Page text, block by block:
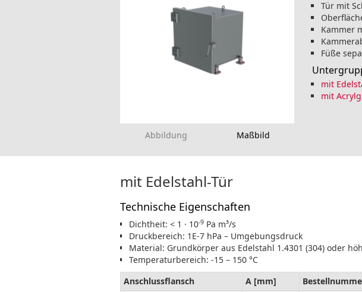
Abbildung Maßbild
Tür mit
Kammer
Füße
mit
mit
mit Edelstahl-Tür
Technische Eigenschaften
Dichtheit: < 1 · 10-9 Pa m³/s
Druckbereich: 1E-7 hPa – Umgebungsdruck
Material: Grundkörper aus Edelstahl 1.4301 (304) oder
Temperaturbereich: -15 – 150 °C
Anschlussflansch
A [mm]